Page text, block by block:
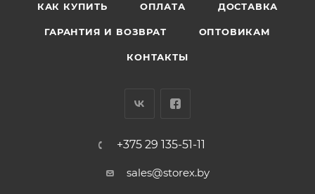
КАК КУПИТЬ ОПЛАТА ДОСТАВКА
ГАРАНТИЯ И ВОЗВРАТ ОПТОВИКАМ
КОНТАКТЫ
+375 29 135-51-11
sales@storex.by